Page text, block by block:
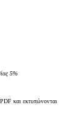
5%
και εκτυπώνονται